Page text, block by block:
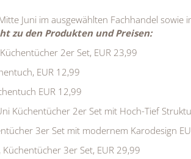
Juni im ausgewählten Fachhandel sowie
zu den Produkten und Preisen:
2er Set, EUR 23,99
EUR 12,99
EUR 12,99
Küchentücher 2er Set mit Hoch-Tief
3er Set mit modernem Karodesign
Küchentücher 3er Set, EUR 29,99